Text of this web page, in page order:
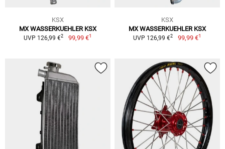
KSX
MX WASSERKUEHLER KSX
UVP 126,99 €2 99,99 €1
KSX
MX WASSERKUEHLER KSX
UVP 126,99 €2 99,99 €1